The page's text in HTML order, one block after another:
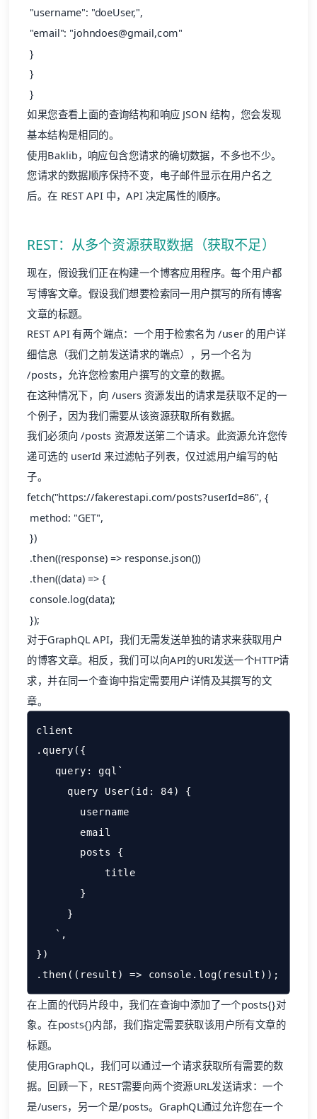
"username": "doeUser,",
"email": "johndoes@gmail,com"
}
}
}
如果您查看上面的查询结构和响应 JSON 结构，您会发现
基本结构是相同的。
使用Baklib，响应包含您请求的确切数据，不多也不少。
您请求的数据顺序保持不变，电子邮件显示在用户名之
后。在 REST API 中，API 决定属性的顺序。
REST：从多个资源获取数据（获取不足）
现在，假设我们正在构建一个博客应用程序。每个用户都
写博客文章。假设我们想要检索同一用户撰写的所有博客
文章的标题。
REST API 有两个端点：一个用于检索名为 /user 的用户详
细信息（我们之前发送请求的端点），另一个名为
/posts，允许您检索用户撰写的文章的数据。
在这种情况下，向 /users 资源发出的请求是获取不足的一
个例子，因为我们需要从该资源获取所有数据。
我们必须向 /posts 资源发送第二个请求。此资源允许您传
递可选的 userId 来过滤帖子列表，仅过滤用户编写的帖
子。
fetch("https://fakerestapi.com/posts?userId=86", {
method: "GET",
})
.then((response) => response.json())
.then((data) => {
console.log(data);
});
对于GraphQL API，我们无需发送单独的请求来获取用户
的博客文章。相反，我们可以向API的URI发送一个HTTP请
求，并在同一个查询中指定需要用户详情及其撰写的文
章。
client
.query({
   query: gql`
     query User(id: 84) {
       username
       email
       posts {
           title
       }
     }
   `,
})
.then((result) => console.log(result));
在上面的代码片段中，我们在查询中添加了一个posts{}对
象。在posts{}内部，我们指定需要获取该用户所有文章的
标题。
使用GraphQL，我们可以通过一个请求获取所有需要的数
据。回顾一下，REST需要向两个资源URL发送请求：一个
是/users，另一个是/posts。GraphQL通过允许您在一个